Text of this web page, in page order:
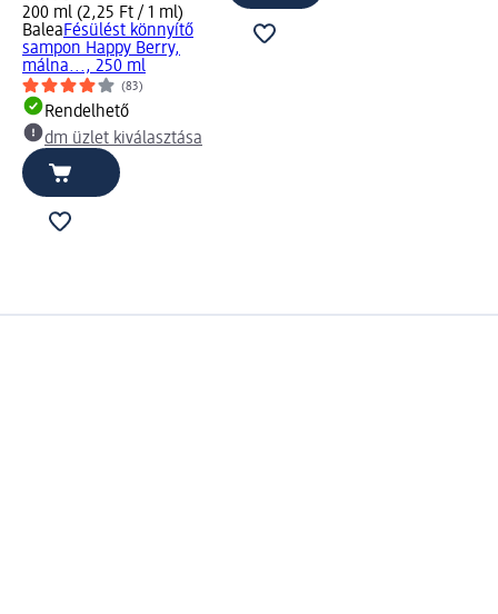
200 ml (2,25 Ft / 1 ml)
BaleaFésülést könnyítő
sampon Happy Berry,
málna..., 250 ml
(83)
Rendelhető
dm üzlet kiválasztása